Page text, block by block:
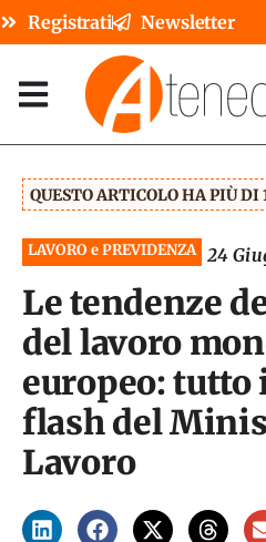
Registrati Newsletter
QUESTO ARTICOLO HA PIÙ DI
LAVORO e PREVIDENZA 24
Le tendenze
del lavoro
europeo: tutto
flash del
Lavoro